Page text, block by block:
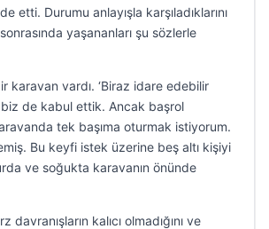
etti. Durumu anlayışla karşıladıklarını
yaşananları şu sözlerle
karavan vardı. ‘Biraz idare edebilir
biz de kabul ettik. Ancak başrol
tek başıma oturmak istiyorum.
Bu keyfi istek üzerine beş altı kişiyi
ve soğukta karavanın önünde
kalıcı olmadığını ve